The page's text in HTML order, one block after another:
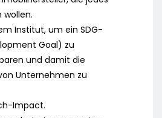
wollen.
Institut, um ein SDG-
Goal) zu
und damit die
Unternehmen zu
Impact.